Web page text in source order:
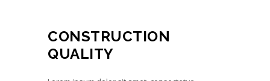
CONSTRUCTION
QUALITY